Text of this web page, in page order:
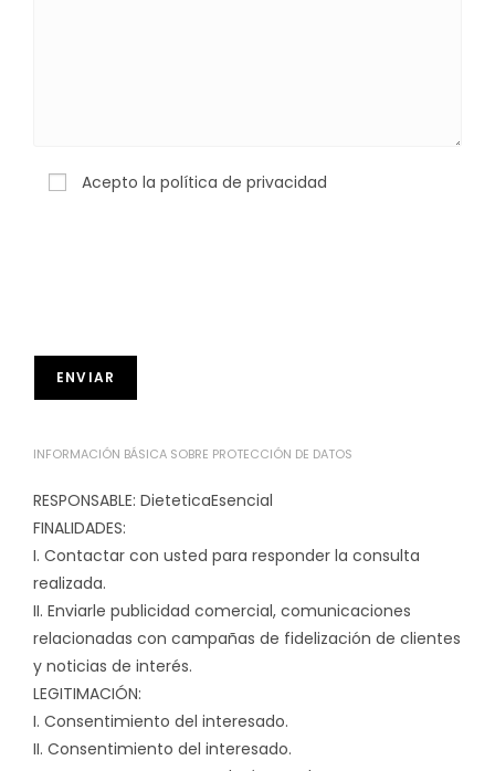
Acepto la política de privacidad
INFORMACIÓN BÁSICA SOBRE PROTECCIÓN DE DATOS
RESPONSABLE: DieteticaEsencial
FINALIDADES:
I. Contactar con usted para responder la consulta
realizada.
II. Enviarle publicidad comercial, comunicaciones
relacionadas con campañas de fidelización de clientes
y noticias de interés.
LEGITIMACIÓN:
I. Consentimiento del interesado.
II. Consentimiento del interesado.